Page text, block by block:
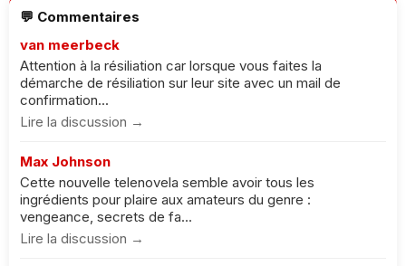
💬 Commentaires
van meerbeck
Attention à la résiliation car lorsque vous faites la
démarche de résiliation sur leur site avec un mail de
confirmation...
Lire la discussion →
Max Johnson
Cette nouvelle telenovela semble avoir tous les
ingrédients pour plaire aux amateurs du genre :
vengeance, secrets de fa...
Lire la discussion →